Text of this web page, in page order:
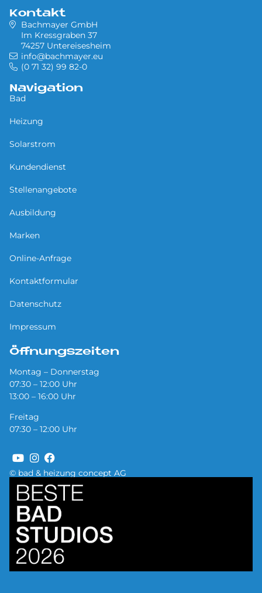
© bad & heizung concept AG
Kontakt
Bachmayer GmbH
Im Kressgraben 37
74257 Untereisesheim
info@bachmayer.eu
(0 71 32) 99 82-0
Navigation
Bad
Heizung
Solarstrom
Kundendienst
Stellenangebote
Ausbildung
Marken
Online-Anfrage
Kontaktformular
Datenschutz
Impressum
Öffnungszeiten
Montag – Donnerstag
07:30 – 12:00 Uhr
13:00 – 16:00 Uhr
Freitag
07:30 – 12:00 Uhr